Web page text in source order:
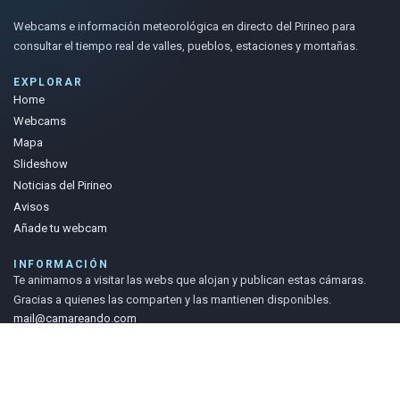
Webcams e información meteorológica en directo del Pirineo para
consultar el tiempo real de valles, pueblos, estaciones y montañas.
EXPLORAR
Home
Webcams
Mapa
Slideshow
Noticias del Pirineo
Avisos
Añade tu webcam
INFORMACIÓN
Te animamos a visitar las webs que alojan y publican estas cámaras.
Gracias a quienes las comparten y las mantienen disponibles.
mail@camareando.com